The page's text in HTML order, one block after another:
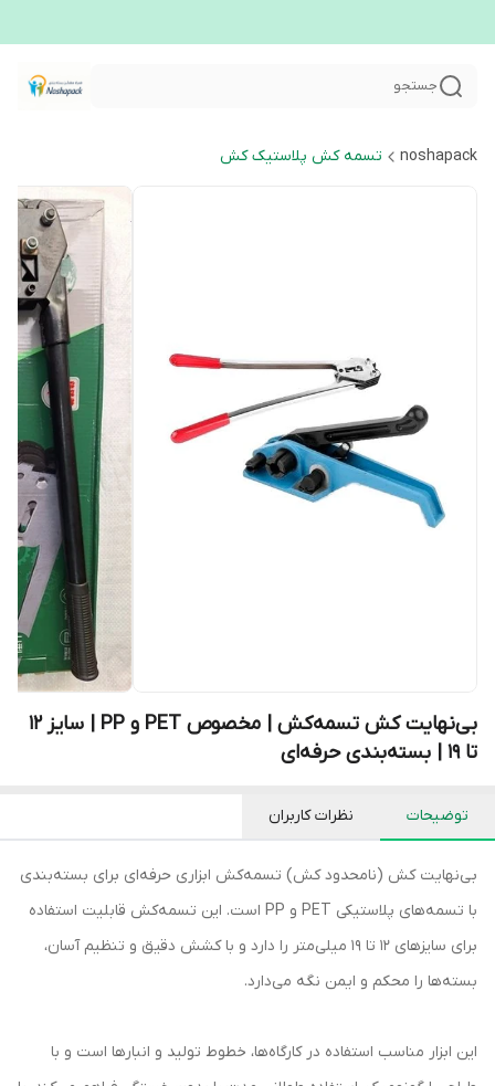
جستجو
noshapack تسمه کش پلاستیک کش
بی‌نهایت کش تسمه‌کش | مخصوص PET و PP | سایز ۱۲
تا ۱۹ | بسته‌بندی حرفه‌ای
توضیحات نظرات کاربران
بی‌نهایت کش (نامحدود کش) تسمه‌کش ابزاری حرفه‌ای برای بسته‌بندی
با تسمه‌های پلاستیکی PET و PP است. این تسمه‌کش قابلیت استفاده
برای سایزهای ۱۲ تا ۱۹ میلی‌متر را دارد و با کشش دقیق و تنظیم آسان،
بسته‌ها را محکم و ایمن نگه می‌دارد.
این ابزار مناسب استفاده در کارگاه‌ها، خطوط تولید و انبارها است و با